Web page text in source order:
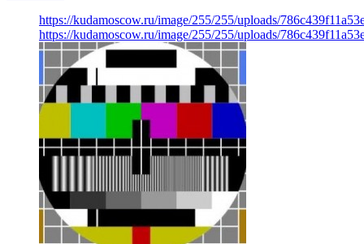
https://kudamoscow.ru/image/255/255/uploads/
https://kudamoscow.ru/image/255/255/uploads/